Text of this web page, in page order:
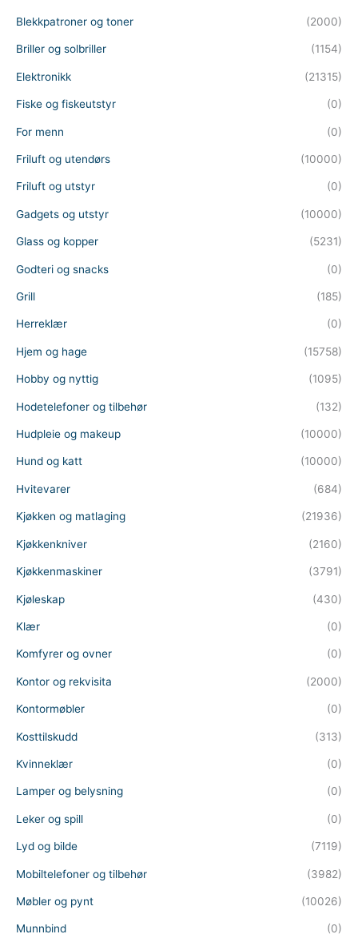
Blekkpatroner og toner (2000)
Briller og solbriller (1154)
Elektronikk (21315)
Fiske og fiskeutstyr (0)
For menn (0)
Friluft og utendørs (10000)
Friluft og utstyr (0)
Gadgets og utstyr (10000)
Glass og kopper (5231)
Godteri og snacks (0)
Grill (185)
Herreklær (0)
Hjem og hage (15758)
Hobby og nyttig (1095)
Hodetelefoner og tilbehør (132)
Hudpleie og makeup (10000)
Hund og katt (10000)
Hvitevarer (684)
Kjøkken og matlaging (21936)
Kjøkkenkniver (2160)
Kjøkkenmaskiner (3791)
Kjøleskap (430)
Klær (0)
Komfyrer og ovner (0)
Kontor og rekvisita (2000)
Kontormøbler (0)
Kosttilskudd (313)
Kvinneklær (0)
Lamper og belysning (0)
Leker og spill (0)
Lyd og bilde (7119)
Mobiltelefoner og tilbehør (3982)
Møbler og pynt (10026)
Munnbind (0)